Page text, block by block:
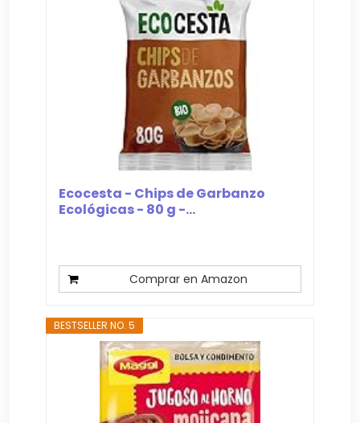
Ecocesta - Chips de Garbanzo
Ecológicas - 80 g -...
Comprar en Amazon
BESTSELLER NO. 5